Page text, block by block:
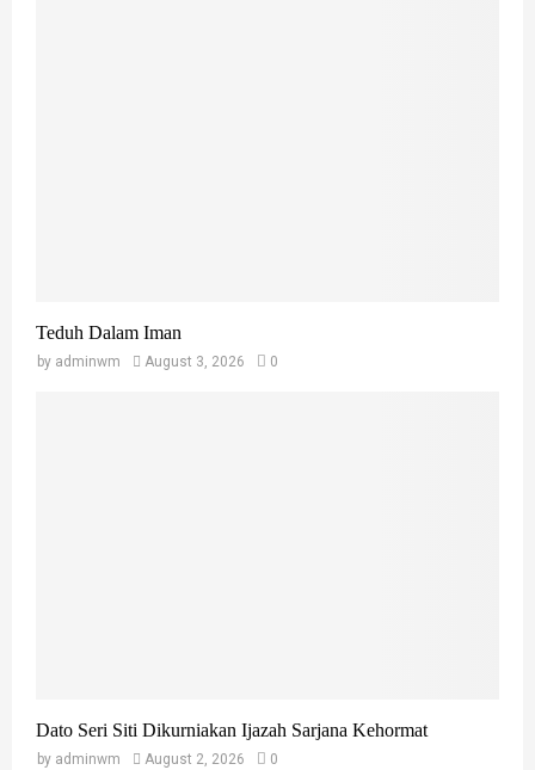
Teduh Dalam Iman
by adminwm August 3, 2026 0
Dato Seri Siti Dikurniakan Ijazah Sarjana Kehormat
by adminwm August 2, 2026 0